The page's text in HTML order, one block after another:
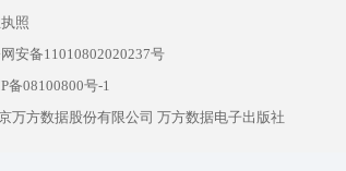
照
安备11010802020237号
备08100800号-1
万方数据股份有限公司 万方数据电子出版社